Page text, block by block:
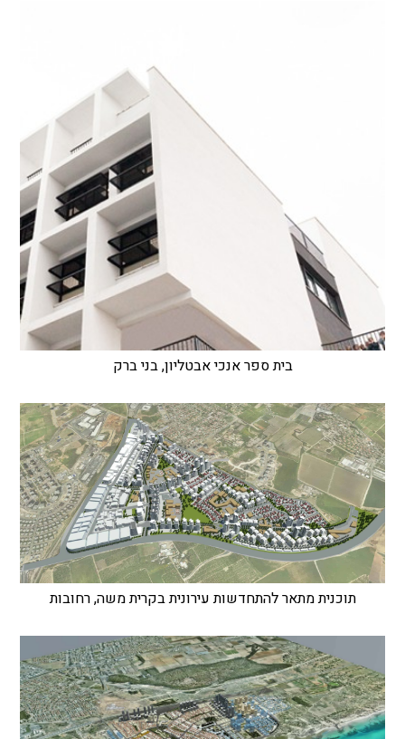
בית ספר אנכי אבטליון, בני ברק
תוכנית מתאר להתחדשות עירונית בקרית משה, רחובות